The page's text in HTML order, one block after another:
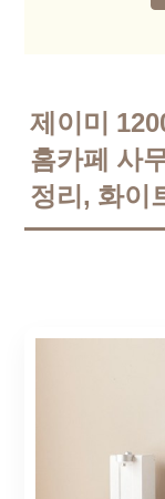
제이미
홈카페 사
정리, 화이